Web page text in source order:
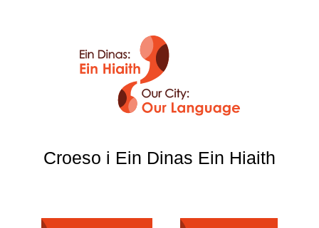
Croeso i Ein Dinas Ein Hiaith